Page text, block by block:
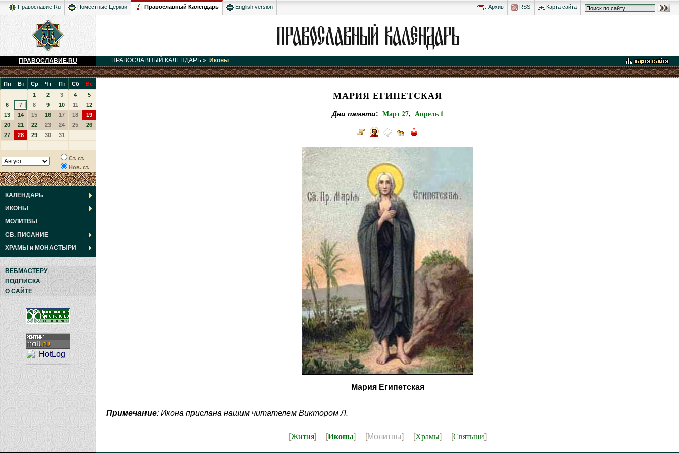
Архив RSS Карта сайта
Православие.Ru Поместные Церкви Православный Календарь English version
ПРАВОСЛАВИЕ.RU ПРАВОСЛАВНЫЙ КАЛЕНДАРЬ » Иконы
Пн Вт Ср Чт Пт Сб
Вс
1
2 3 4
5
6
7 8 9 10 11
12
13
14 15 16 17 18
19
20
21 22 23 24 25
26
27
28 29 30 31
Ст. ст.
Нов. ст.
КАЛЕНДАРЬ
ИКОНЫ
МОЛИТВЫ
СВ. ПИСАНИЕ
ХРАМЫ и МОНАСТЫРИ
ВЕБМАСТЕРУ
ПОДПИСКА
О САЙТЕ
МАРИЯ ЕГИПЕТСКАЯ
Дни памяти: Март 27, Апрель 1
Мария Египетская
Примечание: Икона прислана нашим читателем Виктором Л.
[Жития] [Иконы] [Молитвы] [Храмы] [Святыни]